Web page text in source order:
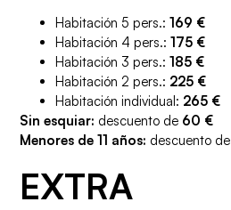
Habitación 5 pers.:169 €
Habitación 4 pers.:175 €
Habitación 3 pers.:185 €
Habitación 2 pers.: 225 €
Habitación individual: 265 €
Sin esquiar: descuento de 60 €
Menores de 11 años: descuento de
EXTRA